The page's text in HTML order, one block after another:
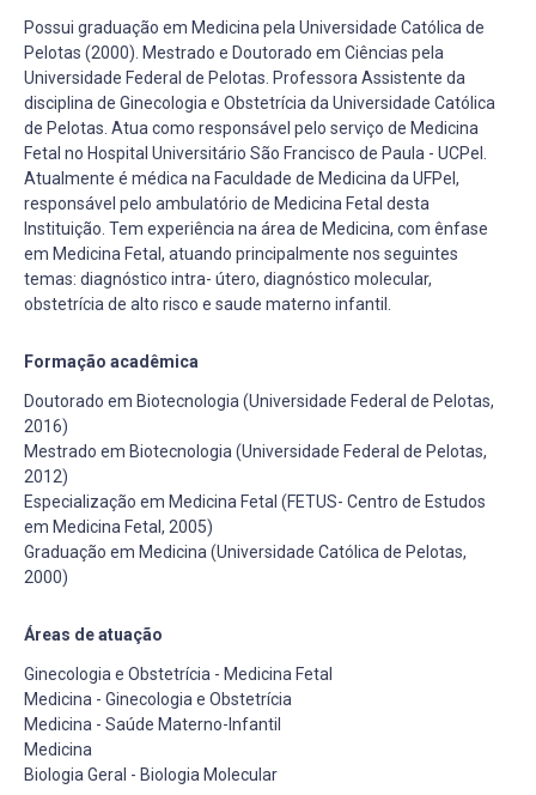
Possui graduação em Medicina pela Universidade Católica de
Pelotas (2000). Mestrado e Doutorado em Ciências pela
Universidade Federal de Pelotas. Professora Assistente da
disciplina de Ginecologia e Obstetrícia da Universidade Católica
de Pelotas. Atua como responsável pelo serviço de Medicina
Fetal no Hospital Universitário São Francisco de Paula - UCPel.
Atualmente é médica na Faculdade de Medicina da UFPel,
responsável pelo ambulatório de Medicina Fetal desta
Instituição. Tem experiência na área de Medicina, com ênfase
em Medicina Fetal, atuando principalmente nos seguintes
temas: diagnóstico intra- útero, diagnóstico molecular,
obstetrícia de alto risco e saude materno infantil.
Formação acadêmica
Doutorado em Biotecnologia (Universidade Federal de Pelotas,
2016)
Mestrado em Biotecnologia (Universidade Federal de Pelotas,
2012)
Especialização em Medicina Fetal (FETUS- Centro de Estudos
em Medicina Fetal, 2005)
Graduação em Medicina (Universidade Católica de Pelotas,
2000)
Áreas de atuação
Ginecologia e Obstetrícia - Medicina Fetal
Medicina - Ginecologia e Obstetrícia
Medicina - Saúde Materno-Infantil
Medicina
Biologia Geral - Biologia Molecular